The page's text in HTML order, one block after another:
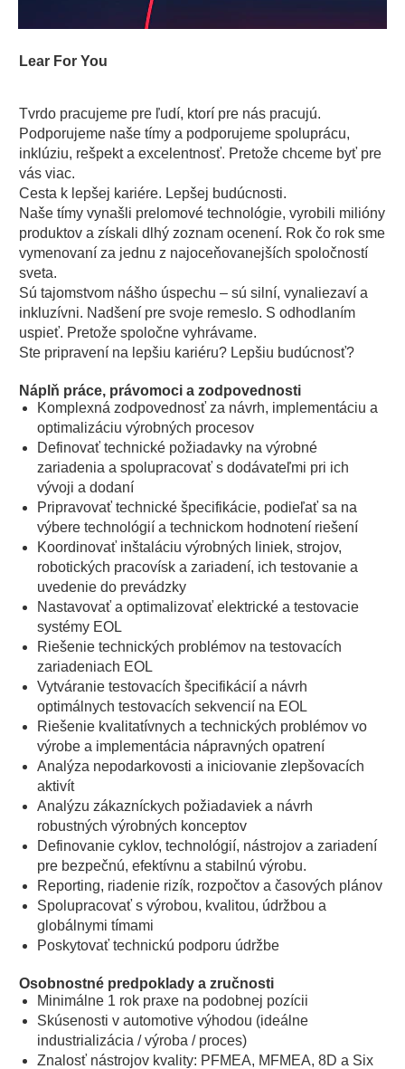
Lear For You
Tvrdo pracujeme pre ľudí, ktorí pre nás pracujú.
Podporujeme naše tímy a podporujeme spoluprácu,
inklúziu, rešpekt a excelentnosť. Pretože chceme byť pre
vás viac.
Cesta k lepšej kariére. Lepšej budúcnosti.
Naše tímy vynašli prelomové technológie, vyrobili milióny
produktov a získali dlhý zoznam ocenení. Rok čo rok sme
vymenovaní za jednu z najoceňovanejších spoločností
sveta.
Sú tajomstvom nášho úspechu – sú silní, vynaliezaví a
inkluzívni. Nadšení pre svoje remeslo. S odhodlaním
uspieť. Pretože spoločne vyhrávame.
Ste pripravení na lepšiu kariéru? Lepšiu budúcnosť?
Náplň práce, právomoci a zodpovednosti
Komplexná zodpovednosť za návrh, implementáciu a
optimalizáciu výrobných procesov
Definovať technické požiadavky na výrobné
zariadenia a spolupracovať s dodávateľmi pri ich
vývoji a dodaní
Pripravovať technické špecifikácie, podieľať sa na
výbere technológií a technickom hodnotení riešení
Koordinovať inštaláciu výrobných liniek, strojov,
robotických pracovísk a zariadení, ich testovanie a
uvedenie do prevádzky
Nastavovať a optimalizovať elektrické a testovacie
systémy EOL
Riešenie technických problémov na testovacích
zariadeniach EOL
Vytváranie testovacích špecifikácií a návrh
optimálnych testovacích sekvencií na EOL
Riešenie kvalitatívnych a technických problémov vo
výrobe a implementácia nápravných opatrení
Analýza nepodarkovosti a iniciovanie zlepšovacích
aktivít
Analýzu zákazníckych požiadaviek a návrh
robustných výrobných konceptov
Definovanie cyklov, technológií, nástrojov a zariadení
pre bezpečnú, efektívnu a stabilnú výrobu.
Reporting, riadenie rizík, rozpočtov a časových plánov
Spolupracovať s výrobou, kvalitou, údržbou a
globálnymi tímami
Poskytovať technickú podporu údržbe
Osobnostné predpoklady a zručnosti
Minimálne 1 rok praxe na podobnej pozícii
Skúsenosti v automotive výhodou (ideálne
industrializácia / výroba / proces)
Znalosť nástrojov kvality: PFMEA, MFMEA, 8D a Six